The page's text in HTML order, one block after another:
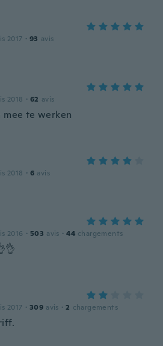
2017 · 93 avis
2018 · 62 avis
mee te werken
2018 · 6 avis
2016 · 503 avis · 44 chargements
2017 · 309 avis · 2 chargements